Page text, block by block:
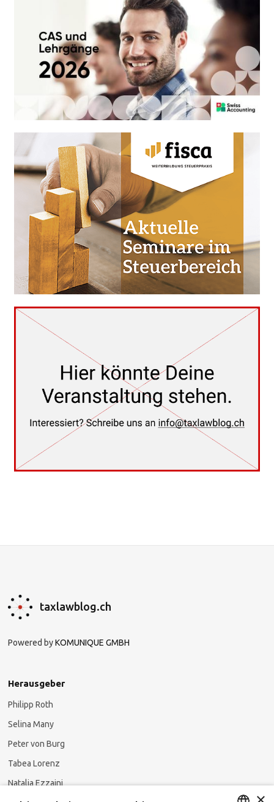
taxlawblog.ch
Powered byKOMUNIQUE GMBH
Herausgeber
Philipp Roth
Selina Many
Peter von Burg
Tabea Lorenz
Natalja Ezzaini